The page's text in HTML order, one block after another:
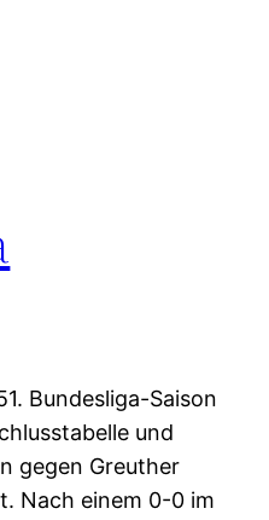
Bundesliga-Saison
und
gegen Greuther
Nach einem 0-0 im